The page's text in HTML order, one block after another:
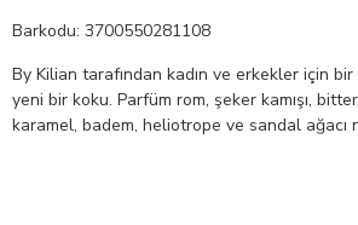
Barkodu: 3700550281108
By Kilian tarafından kadın ve erkekler için
yeni bir koku. Parfüm rom, şeker kamışı,
karamel, badem, heliotrope ve sandal ağacı